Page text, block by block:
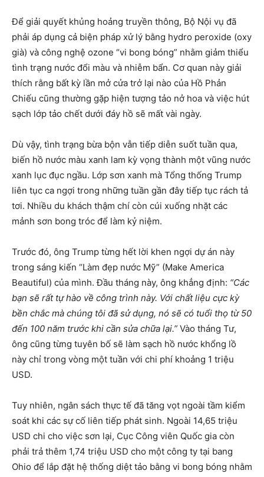
Để giải quyết khủng hoảng truyền thông, Bộ Nội vụ đã
phải áp dụng cả biện pháp xử lý bằng hydro peroxide (oxy
già) và công nghệ ozone “vi bong bóng” nhằm giảm thiểu
tình trạng nước đổi màu và nhiễm bẩn. Cơ quan này giải
thích rằng bất kỳ lần mở cửa trở lại nào của Hồ Phản
Chiếu cũng thường gặp hiện tượng tảo nở hoa và việc hút
sạch lớp tảo chết dưới đáy hồ sẽ mất vài ngày.
Dù vậy, tình trạng bừa bộn vẫn tiếp diễn suốt tuần qua,
biến hồ nước màu xanh lam kỳ vọng thành một vũng nước
xanh lục đục ngầu. Lớp sơn xanh mà Tổng thống Trump
liên tục ca ngợi trong những tuần gần đây tiếp tục rách tả
tơi. Nhiều du khách thậm chí còn cúi xuống nhặt các
mảnh sơn bong tróc để làm kỷ niệm.
Trước đó, ông Trump từng hết lời khen ngợi dự án này
trong sáng kiến “Làm đẹp nước Mỹ” (Make America
Beautiful) của mình. Đầu tháng này, ông khẳng định: “Các
bạn sẽ rất tự hào về công trình này. Với chất liệu cực kỳ
bền chắc mà chúng tôi đã sử dụng, nó sẽ có tuổi thọ từ 50
đến 100 năm trước khi cần sửa chữa lại.” Vào tháng Tư,
ông cũng từng tuyên bố sẽ làm sạch hồ nước khổng lồ
này chỉ trong vòng một tuần với chi phí khoảng 1 triệu
USD.
Tuy nhiên, ngân sách thực tế đã tăng vọt ngoài tầm kiểm
soát khi các sự cố liên tiếp phát sinh. Ngoài 14,65 triệu
USD chi cho việc sơn lại, Cục Công viên Quốc gia còn
phải trả thêm 1,74 triệu USD cho một công ty tại bang
Ohio để lắp đặt hệ thống diệt tảo bằng vi bong bóng nhằm